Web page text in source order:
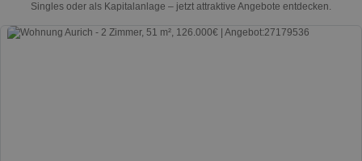
Singles oder als Kapitalanlage – jetzt attraktive Angebote entdecken.